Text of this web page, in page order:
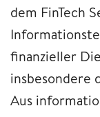
dem FinTech
finanzieller
insbesondere
Aus